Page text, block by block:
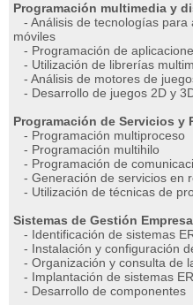
Programación multimedia y
- Análisis de tecnologías para
móviles
- Programación de
- Utilización de librerías
- Análisis de motores de
- Desarrollo de juegos 2D y
Programación de Servicios y
- Programación multiproceso
- Programación multihilo
- Programación de
- Generación de servicios en
- Utilización de técnicas de
Sistemas de Gestión
- Identificación de sistemas
- Instalación y configuración
- Organización y consulta de
- Implantación de sistemas
- Desarrollo de componentes